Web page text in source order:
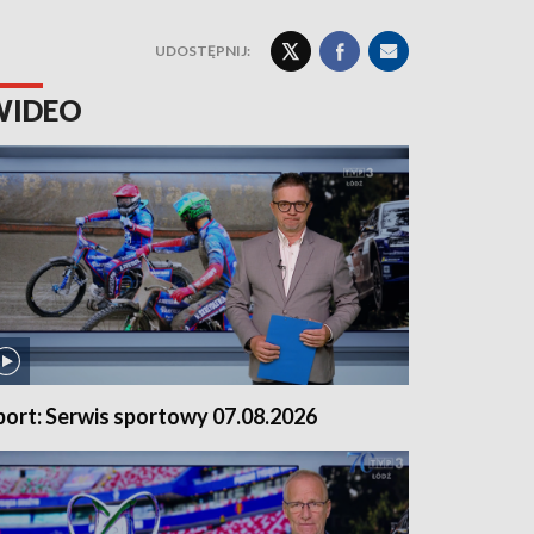
UDOSTĘPNIJ:
Serwis sportowy 07.08.2026